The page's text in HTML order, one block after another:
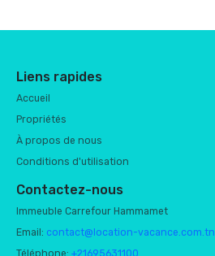
Liens rapides
Accueil
Propriétés
À propos de nous
Conditions d'utilisation
Contactez-nous
Immeuble Carrefour Hammamet
Email: contact@location-vacance.com.tn
Téléphone: +21695631100